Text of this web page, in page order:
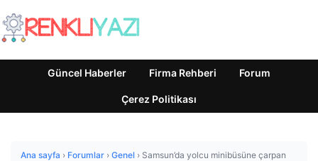
Güncel Haberler Firma Rehberi Forum
Çerez Politikası
Ana sayfa › Forumlar › Genel › Samsun’da yolcu minibüsüne çarpan